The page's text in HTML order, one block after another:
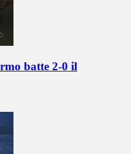
batte 2-0 il